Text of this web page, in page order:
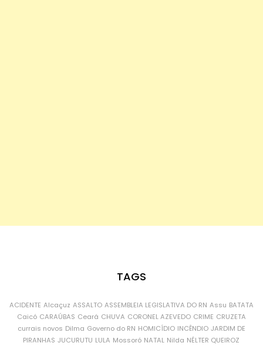
TAGS
ACIDENTE Alcaçuz ASSALTO ASSEMBLEIA LEGISLATIVA DO RN Assu BATATA
Caicó CARAÚBAS Ceará CHUVA CORONEL AZEVEDO CRIME CRUZETA
currais novos Dilma Governo do RN HOMICÍDIO INCÊNDIO JARDIM DE
PIRANHAS JUCURUTU LULA Mossoró NATAL Nilda NÉLTER QUEIROZ